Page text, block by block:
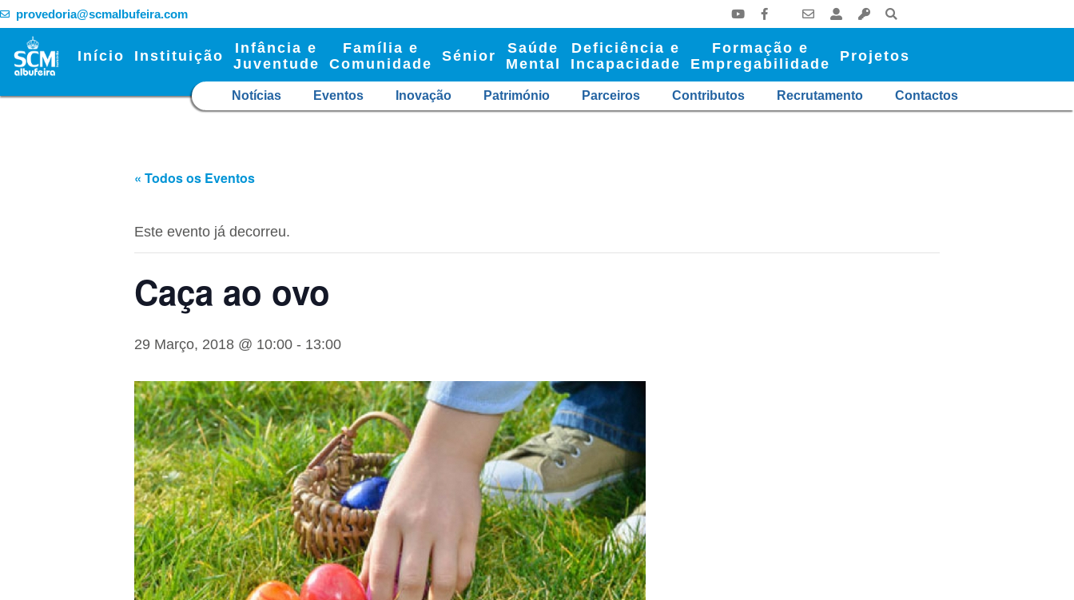
provedoria@scmalbufeira.com
Início Instituição
Infância e
Juventude
Família e
Comunidade
Sénior
Saúde
Mental
Deficiência e
Incapacidade
Formação e
Empregabilidade
Projetos
Notícias Eventos Inovação Património Parceiros Contributos Recrutamento Contactos
« Todos os Eventos
Este evento já decorreu.
Caça ao ovo
29 Março, 2018 @ 10:00 - 13:00